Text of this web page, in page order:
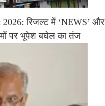
रिजल्ट में ‘NEWS’ और
पर भूपेश बघेल का तंज